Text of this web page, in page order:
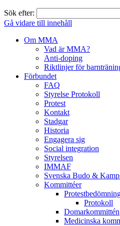
Sök efter:
Gå vidare till innehåll
Om MMA
Vad är MMA?
Anti-doping
Riktlinjer för
Förbundet
FAQ
Styrelse Protokoll
Protest
Kontakt
Stadgar
Historia
Engagera sig
Social integration
Styrelsen
IMMAF
Svenska Budo &
Kommittéer
Protokoll
Domarkommittén
Medicinska